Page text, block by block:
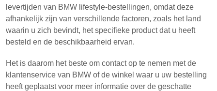
levertijden van BMW lifestyle-bestellingen, omdat deze
afhankelijk zijn van verschillende factoren, zoals het land
waarin u zich bevindt, het specifieke product dat u heeft
besteld en de beschikbaarheid ervan.
Het is daarom het beste om contact op te nemen met de
klantenservice van BMW of de winkel waar u uw bestelling
heeft geplaatst voor meer informatie over de geschatte